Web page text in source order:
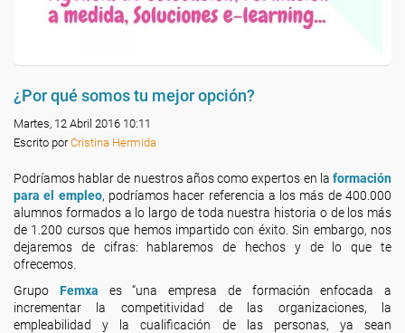
¿Por qué somos tu mejor opción?
Martes, 12 Abril 2016 10:11
Escrito porCristina Hermida
Podríamos hablar de nuestros años como expertos en la formación
para el empleo, podríamos hacer referencia a los más de 400.000
alumnos formados a lo largo de toda nuestra historia o de los más
de 1.200 cursos que hemos impartido con éxito. Sin embargo, nos
dejaremos de cifras: hablaremos de hechos y de lo que te
ofrecemos.
Grupo Femxa es “una empresa de formación enfocada a
incrementar la competitividad de las organizaciones, la
empleabilidad y la cualificación de las personas, ya sean